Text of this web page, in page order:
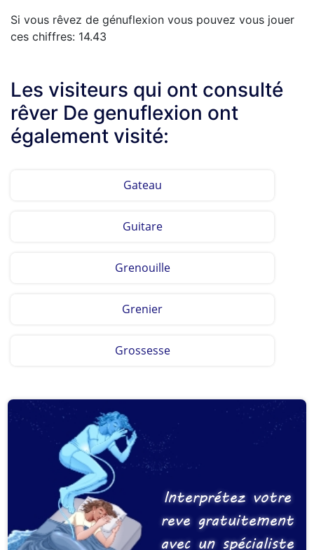
Si vous rêvez de génuflexion vous pouvez vous jouer
ces chiffres: 14.43
Les visiteurs qui ont consulté
rêver De genuflexion ont
également visité:
Gateau
Guitare
Grenouille
Grenier
Grossesse
Interprétez votre
reve gratuitement
avec un spécialiste